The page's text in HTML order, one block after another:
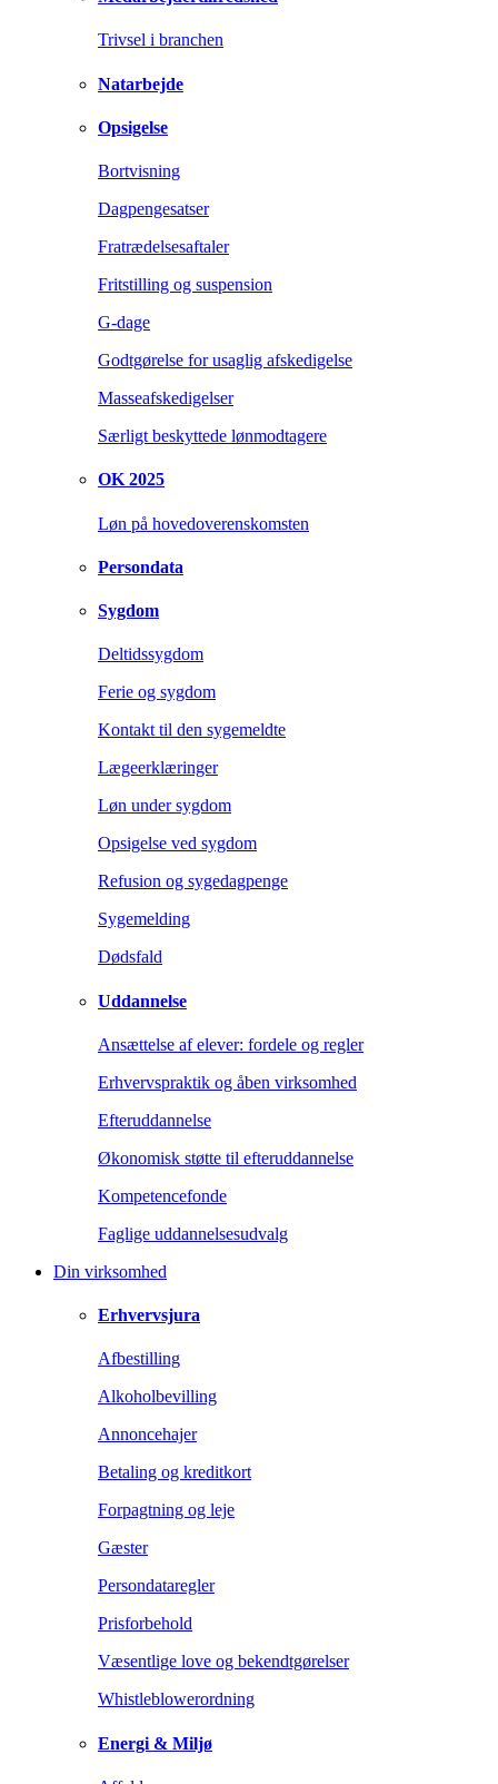
Trivsel i branchen
Natarbejde
Opsigelse
Bortvisning
Dagpengesatser
Fratrædelsesaftaler
Fritstilling og suspension
G-dage
Godtgørelse for usaglig afskedigelse
Masseafskedigelser
Særligt beskyttede lønmodtagere
OK 2025
Løn på hovedoverenskomsten
Persondata
Sygdom
Deltidssygdom
Ferie og sygdom
Kontakt til den sygemeldte
Lægeerklæringer
Løn under sygdom
Opsigelse ved sygdom
Refusion og sygedagpenge
Sygemelding
Dødsfald
Uddannelse
Ansættelse af elever: fordele og regler
Erhvervspraktik og åben virksomhed
Efteruddannelse
Økonomisk støtte til efteruddannelse
Kompetencefonde
Faglige uddannelsesudvalg
Din virksomhed
Erhvervsjura
Afbestilling
Alkoholbevilling
Annoncehajer
Betaling og kreditkort
Forpagtning og leje
Gæster
Persondataregler
Prisforbehold
Væsentlige love og bekendtgørelser
Whistleblowerordning
Energi & Miljø